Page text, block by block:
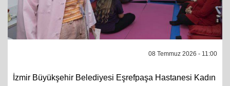
08 Temmuz 2026 - 11:00
İzmir Büyükşehir Belediyesi Eşrefpaşa Hastanesi Kadın